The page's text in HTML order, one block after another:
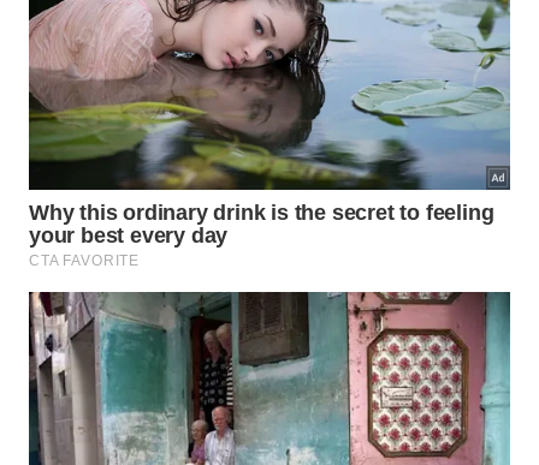
A culinária de São Miguel do Gostoso é uma atração
à parte. Os restaurantes locais oferecem pratos à
base de frutos do mar, como peixes frescos,
camarões e lagostas. Não deixe de experimentar a
tradicional paçoca de carne de sol, um prato típico
do Rio Grande do Norte.
Entre os lugares mais recomendados para comer,
estão restaurantes como “O Jardim do Seridó” e
toques contemporâneos.
Melhor época para visitar São Miguel
do Gostoso
O clima é agradável durante o ano todo, mas a